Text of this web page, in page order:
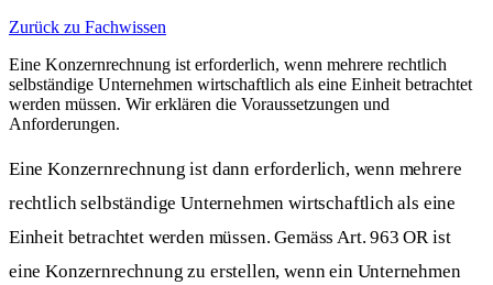
Zurück zu Fachwissen
Eine Konzernrechnung ist erforderlich, wenn mehrere rechtlich
selbständige Unternehmen wirtschaftlich als eine Einheit betrachtet
werden müssen. Wir erklären die Voraussetzungen und
Anforderungen.
Eine Konzernrechnung ist dann erforderlich, wenn mehrere
rechtlich selbständige Unternehmen wirtschaftlich als eine
Einheit betrachtet werden müssen. Gemäss Art. 963 OR ist
eine Konzernrechnung zu erstellen, wenn ein Unternehmen